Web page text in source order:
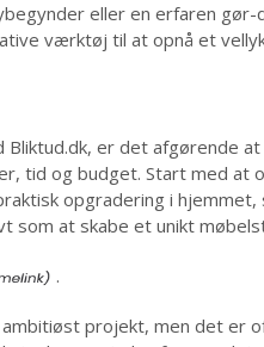
eller en erfaren
værktøj til at opnå et
er det afgørende
tid og budget. Start med at
opgradering i hjemmet,
som at skabe et unikt
.
projekt, men det er